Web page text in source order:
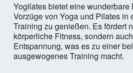
Yogilates bietet eine wunderbare
Vorzüge von Yoga und Pilates in
Training zu genießen. Es fördert
körperliche Fitness, sondern
Entspannung, was es zu einer
ausgewogenes Training macht.